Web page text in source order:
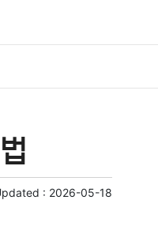
: 2026-05-18